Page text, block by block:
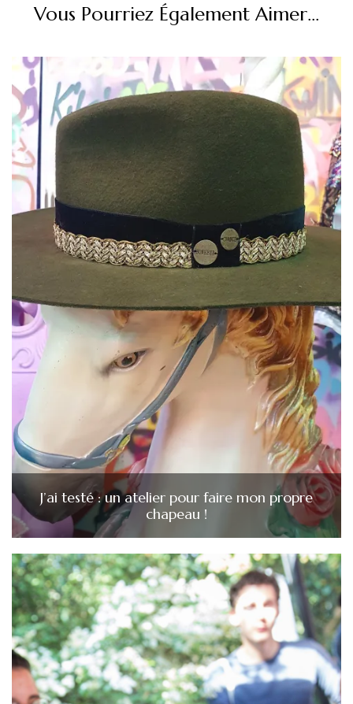
Vous Pourriez Également Aimer...
J’ai testé : un atelier pour faire mon propre
chapeau !